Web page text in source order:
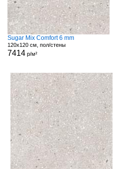
Sugar Mix Comfort 6 mm
120x120 см, пол/стены
7414 р/м²